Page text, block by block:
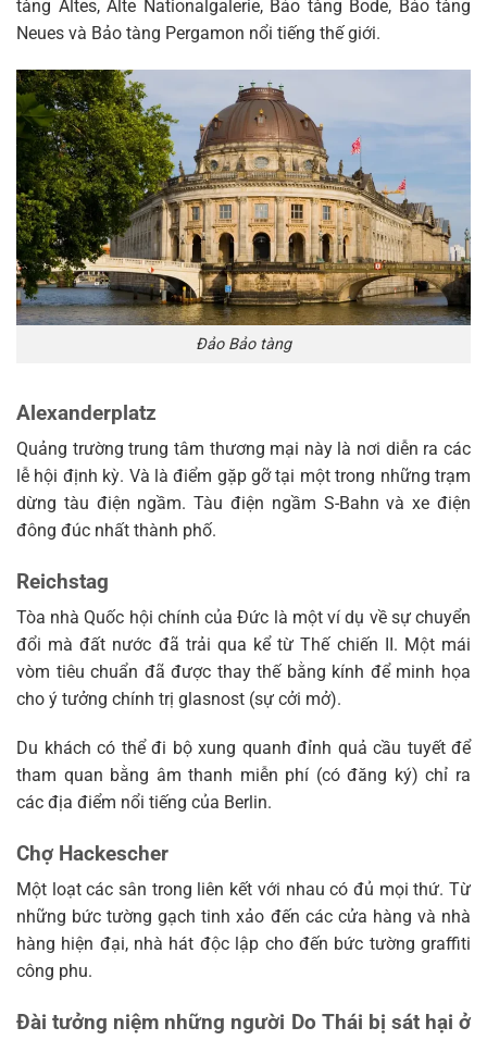
tàng Altes, Alte Nationalgalerie, Bảo tàng Bode, Bảo tàng
Neues và Bảo tàng Pergamon nổi tiếng thế giới.
Đảo Bảo tàng
Alexanderplatz
Quảng trường trung tâm thương mại này là nơi diễn ra các
lễ hội định kỳ. Và là điểm gặp gỡ tại một trong những trạm
dừng tàu điện ngầm. Tàu điện ngầm S-Bahn và xe điện
đông đúc nhất thành phố.
Reichstag
Tòa nhà Quốc hội chính của Đức là một ví dụ về sự chuyển
đổi mà đất nước đã trải qua kể từ Thế chiến II. Một mái
vòm tiêu chuẩn đã được thay thế bằng kính để minh họa
cho ý tưởng chính trị glasnost (sự cởi mở).
Du khách có thể đi bộ xung quanh đỉnh quả cầu tuyết để
tham quan bằng âm thanh miễn phí (có đăng ký) chỉ ra
các địa điểm nổi tiếng của Berlin.
Chợ Hackescher
Một loạt các sân trong liên kết với nhau có đủ mọi thứ. Từ
những bức tường gạch tinh xảo đến các cửa hàng và nhà
hàng hiện đại, nhà hát độc lập cho đến bức tường graffiti
công phu.
Đài tưởng niệm những người Do Thái bị sát hại ở